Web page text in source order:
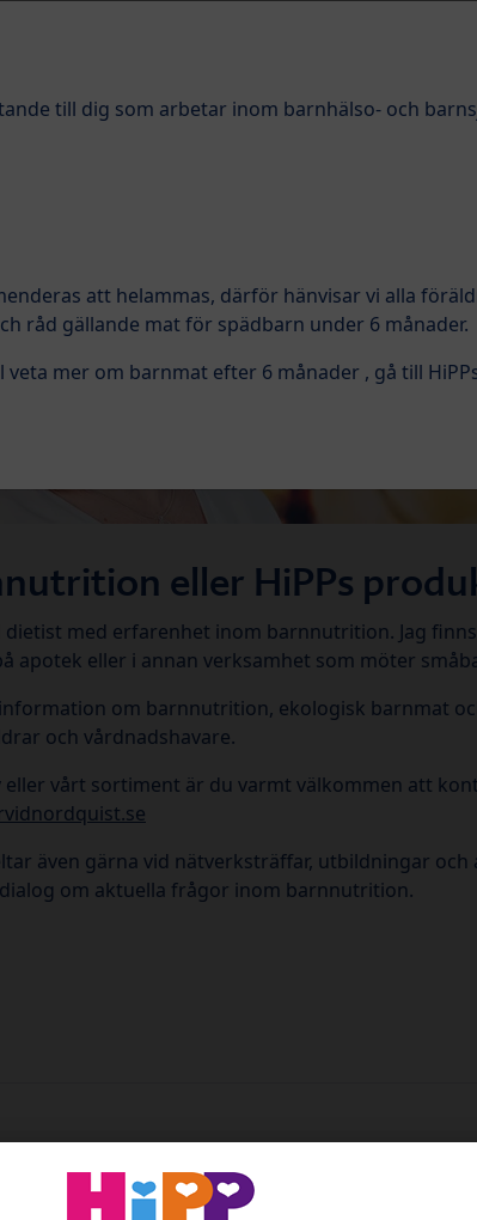
eller HiPPs
dietist med erfarenhet inom barnnutrition. Jag
apotek eller i annan verksamhet som möter
om barnnutrition, ekologisk barnmat
och vårdnadshavare.
vårt sortiment är du varmt välkommen att
även gärna vid nätverksträffar, utbildningar
om aktuella frågor inom barnnutrition.
till dig som arbetar inom barnhälso- och
att helammas, därför hänvisar vi alla
råd gällande mat för spädbarn under 6 månader.
mer om barnmat efter 6 månader , gå till